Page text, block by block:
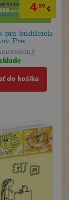
4,99 €
pre budúcich
Pre...
do košíka